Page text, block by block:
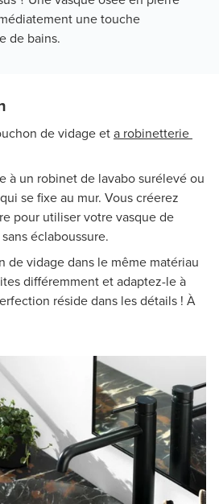
une touche
de bains.
de vidage eta robinetterie
à un robinet de lavabo surélevé ou
se fixe au mur. Vous créerez
pour utiliser votre vasque de
éclaboussure.
de vidage dans le même matériau
différemment et adaptez-le à
réside dans les détails ! À